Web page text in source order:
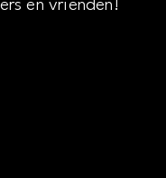
en vrienden!